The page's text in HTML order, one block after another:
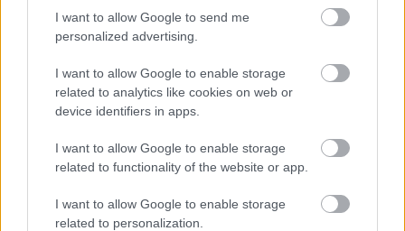
I want to allow Google to send me
personalized advertising.
I want to allow Google to enable storage
related to analytics like cookies on web or
device identifiers in apps.
I want to allow Google to enable storage
related to functionality of the website or app.
I want to allow Google to enable storage
related to personalization.
ΔΙΑΒΑΣΕ ΑΚΟΜΗ:
που αποκοιμήθηκε στον αέρα και έγινε viral
Συνταξιούχος μετακομίζει από τον οίκο ευγηρίας σε
κρουαζιερόπλοιο για 15 χρόνια: «Το αποφάσισα σε 10
Η υψηλότερης ανάλυσης εικόνες του Ήλιου που έχουν
καταγραφεί: Τι παρατήρησαν οι επιστήμονες (vid)